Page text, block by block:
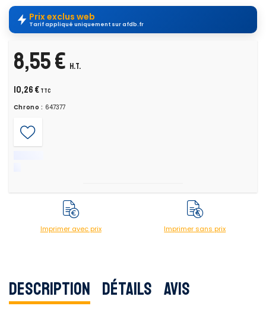
Prix exclus web
Tarif appliqué uniquement sur afdb.fr
8,55 € H.T.
10,26 € TTC
Chrono : 647377
Imprimer avec prix Imprimer sans prix
Description Détails Avis